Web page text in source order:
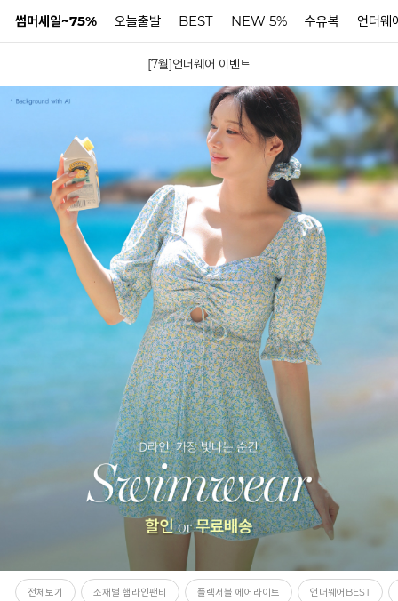
썸머세일~75% 오늘출발 BEST NEW 5% 수유복 언더웨
[7월]언더웨어 이벤트
전체보기 소재별 햄라인팬티 플렉서블 에어라이트 언더웨어BEST